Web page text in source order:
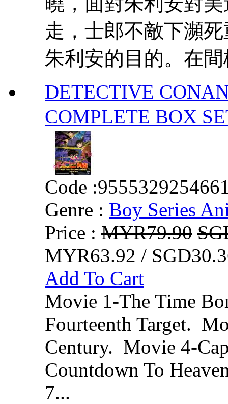
走，士郎不敵下瀕
朱利安的目的。在
DETECTIVE
COMPLETE BOX
Code :
Genre : Boy Series
Price : MYR79.90
MYR63.92 /
Add To Cart
Movie 1-The Time
Fourteenth Target.
Century. Movie 4-
Countdown To
7...